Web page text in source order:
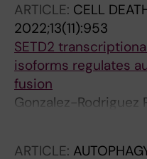
ARTICLE: CELL
2022;13(11):953
SETD2
isoforms regulates
fusion
Gonzalez-Rodriguez
Bernard A; Keane L;
Engskog-Vlachos P;
ARTICLE: